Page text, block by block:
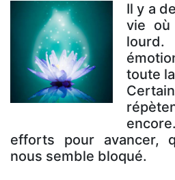
Il y a
vie où
toute
efforts pour avancer,
nous semble bloqué.